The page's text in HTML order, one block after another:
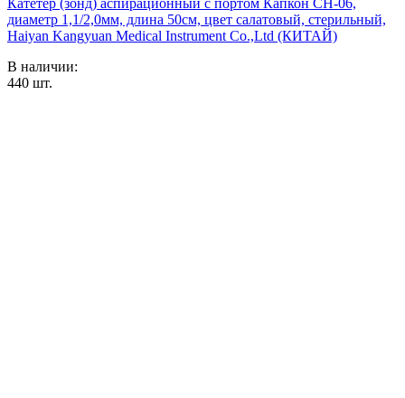
диаметр 1,1/2,0мм, длина 50см, цвет салатовый, стерильный,
Haiyan Kangyuan Medical Instrument Co.,Ltd (КИТАЙ)
В наличии:
440 шт.